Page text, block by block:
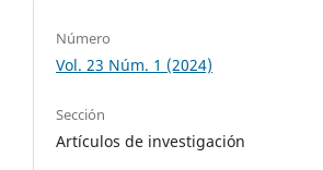
Número
Vol. 23 Núm. 1 (2024)
Sección
Artículos de investigación